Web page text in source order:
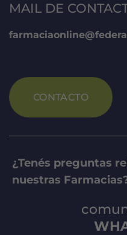
MAIL DE
CONTACTO
¿Tenés preguntas
nuestras